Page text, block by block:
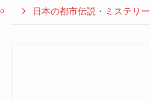
日本の都市伝説・ミステリー